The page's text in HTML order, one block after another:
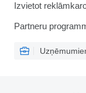
Izvietot
Partneru